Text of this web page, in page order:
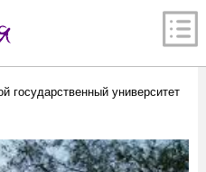
государственный университет